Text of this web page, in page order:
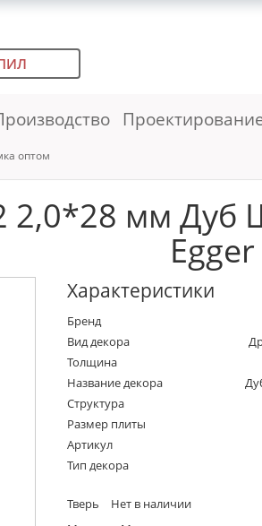
оптом
2,0*28 мм Дуб
Egger
Характеристики
Бренд
Вид декора
Толщина
Название декора
Структура
Размер плиты
Артикул
Тип декора
Тверь
Нет в наличии